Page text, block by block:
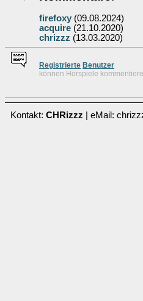
firefoxy (09.08.2024)
acquire (21.10.2020)
chrizzz (13.03.2020)
Registrierte Benutzer
können Hörspiele
Kontakt: CHRizzz | eMail: